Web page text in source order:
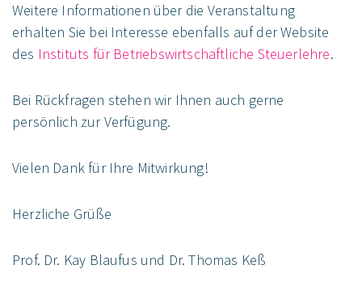
Weitere Informationen über die Veranstaltung
erhalten Sie bei Interesse ebenfalls auf der Website
des Instituts für Betriebswirtschaftliche Steuerlehre.
Bei Rückfragen stehen wir Ihnen auch gerne
persönlich zur Verfügung.
Vielen Dank für Ihre Mitwirkung!
Herzliche Grüße
Prof. Dr. Kay Blaufus und Dr. Thomas Keß